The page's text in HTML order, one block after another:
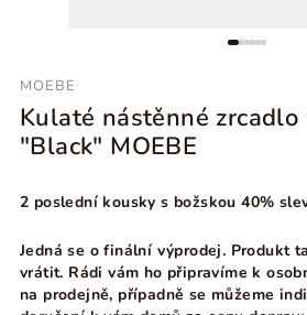
MOEBE
Kulaté nástěnné
"Black" MOEBE
2 poslední kousky s božskou 40%
Jedná se o finální výprodej. Produkt
vrátit. Rádi vám ho připravíme k
na prodejně, případně se můžeme